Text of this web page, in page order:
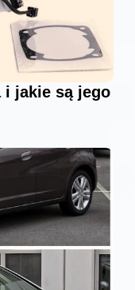
i jakie są jego